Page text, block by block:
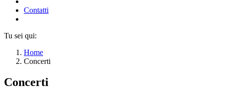
Contatti
Tu sei qui:
Home
Concerti
Concerti